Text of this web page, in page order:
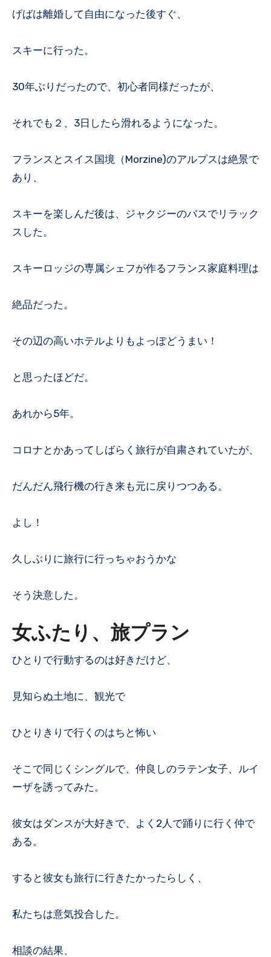
げばは離婚して自由になった後すぐ、
スキーに行った。
30年ぶりだったので、初心者同様だったが、
それでも２、3日したら滑れるようになった。
フランスとスイス国境（Morzine)のアルプスは絶景で
あり、
スキーを楽しんだ後は、ジャクジーのバスでリラック
スした。
スキーロッジの専属シェフが作るフランス家庭料理は
絶品だった。
その辺の高いホテルよりもよっぽどうまい！
と思ったほどだ。
あれから5年。
コロナとかあってしばらく旅行が自粛されていたが、
だんだん飛行機の行き来も元に戻りつつある。
よし！
久しぶりに旅行に行っちゃおうかな
そう決意した。
女ふたり、旅プラン
ひとりで行動するのは好きだけど、
見知らぬ土地に、観光で
ひとりきりで行くのはちと怖い
そこで同じくシングルで、仲良しのラテン女子、ルイ
ーザを誘ってみた。
彼女はダンスが大好きで、よく2人で踊りに行く仲で
ある。
すると彼女も旅行に行きたかったらしく、
私たちは意気投合した。
相談の結果、